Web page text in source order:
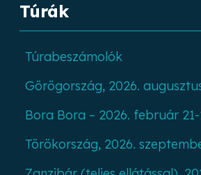
Túrák
Túrabeszámolók
Görögország, 2026.
Bora Bora – 2026. február 21-
Törökország, 2026.